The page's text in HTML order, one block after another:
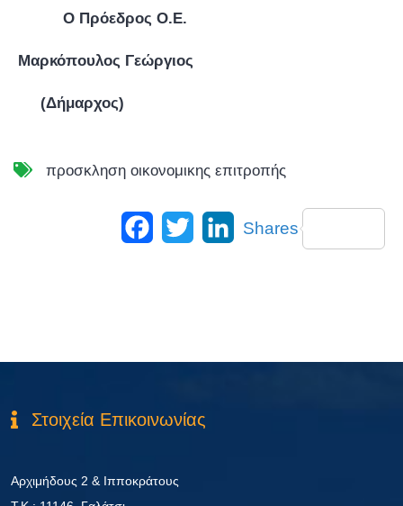
Ο Πρόεδρος Ο.Ε.
Μαρκόπουλος Γεώργιος
(Δήμαρχος)
προσκληση οικονομικης επιτροπής
Facebook
Twitter LinkedIn
Shares
Στοιχεία Επικοινωνίας
Αρχιμήδους 2 & Ιπποκράτους